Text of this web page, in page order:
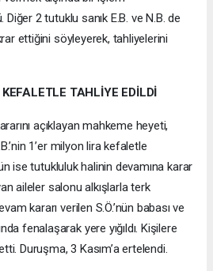
Diğer 2 tutuklu sanık E.B. ve N.B. de
ettiğini söyleyerek, tahliyelerini
TAHLİYE EDİLDİ
açıklayan mahkeme heyeti,
1’er milyon lira kefaletle
ise tutukluluk halinin devamına karar
aileler salonu alkışlarla terk
kararı verilen S.Ö.’nün babası ve
fenalaşarak yere yığıldı. Kişilere
Duruşma, 3 Kasım’a ertelendi.